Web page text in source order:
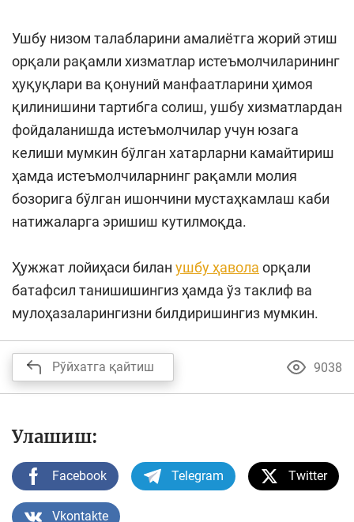
Ушбу низом талабларини амалиётга жорий этиш
орқали рақамли хизматлар истеъмолчиларининг
ҳуқуқлари ва қонуний манфаатларини ҳимоя
қилинишини тартибга солиш, ушбу хизматлардан
фойдаланишда истеъмолчилар учун юзага
келиши мумкин бўлган хатарларни камайтириш
ҳамда истеъмолчиларнинг рақамли молия
бозорига бўлган ишончини мустаҳкамлаш каби
натижаларга эришиш кутилмоқда.
Ҳужжат лойиҳаси билан ушбу ҳавола орқали
батафсил танишишингиз ҳамда ўз таклиф ва
мулоҳазаларингизни билдиришингиз мумкин.
Рўйхатга қайтиш 9038
Улашиш:
Facebook Telegram Twitter
Vkontakte